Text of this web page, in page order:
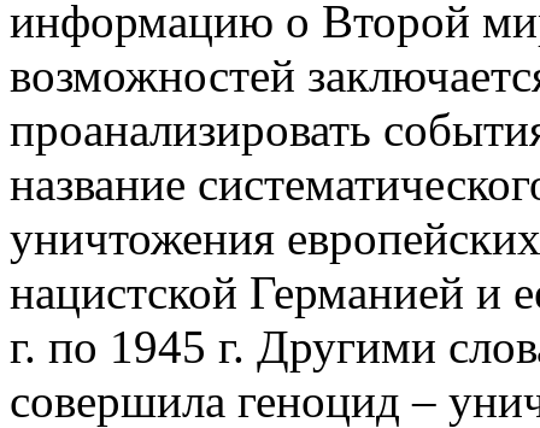
информацию о Второй
возможностей
проанализировать
название
уничтожения
нацистской Германией и
г. по 1945 г. Другими
совершила геноцид –